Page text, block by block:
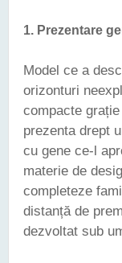
1. Prezentare
Model ce a
orizonturi
compacte
prezenta drept
cu gene ce-l
materie de
completeze
distanță de
dezvoltat sub